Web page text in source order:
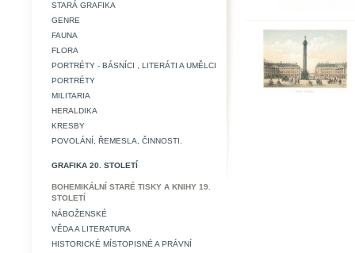
STARÁ GRAFIKA
GENRE
FAUNA
FLORA
PORTRÉTY - BÁSNÍCI , LITERÁTI A UMĚLCI
PORTRÉTY
MILITARIA
HERALDIKA
KRESBY
POVOLÁNÍ, ŘEMESLA, ČINNOSTI.
GRAFIKA 20. STOLETÍ
BOHEMIKÁLNÍ STARÉ TISKY A KNIHY 19.
STOLETÍ
NÁBOŽENSKÉ
VĚDA A LITERATURA
HISTORICKÉ MÍSTOPISNÉ A PRÁVNÍ